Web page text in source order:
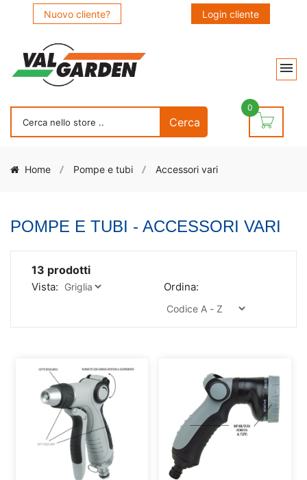
Nuovo cliente? Login cliente
0
Home Pompe e tubi Accessori vari
POMPE E TUBI - ACCESSORI VARI
13 prodotti
Vista: Ordina: